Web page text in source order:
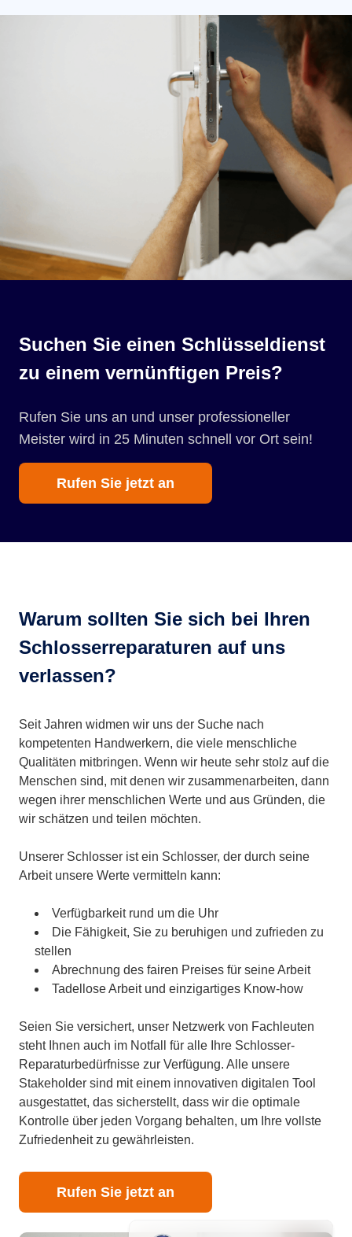
Suchen Sie einen Schlüsseldienst
zu einem vernünftigen Preis?
Rufen Sie uns an und unser professioneller
Meister wird in 25 Minuten schnell vor Ort sein!
Rufen Sie jetzt an
Warum sollten Sie sich bei Ihren
Schlosserreparaturen auf uns
verlassen?
Seit Jahren widmen wir uns der Suche nach
kompetenten Handwerkern, die viele menschliche
Qualitäten mitbringen. Wenn wir heute sehr stolz auf die
Menschen sind, mit denen wir zusammenarbeiten, dann
wegen ihrer menschlichen Werte und aus Gründen, die
wir schätzen und teilen möchten.
Unserer Schlosser ist ein Schlosser, der durch seine
Arbeit unsere Werte vermitteln kann:
Verfügbarkeit rund um die Uhr
Die Fähigkeit, Sie zu beruhigen und zufrieden zu
stellen
Abrechnung des fairen Preises für seine Arbeit
Tadellose Arbeit und einzigartiges Know-how
Seien Sie versichert, unser Netzwerk von Fachleuten
steht Ihnen auch im Notfall für alle Ihre Schlosser-
Reparaturbedürfnisse zur Verfügung. Alle unsere
Stakeholder sind mit einem innovativen digitalen Tool
ausgestattet, das sicherstellt, dass wir die optimale
Kontrolle über jeden Vorgang behalten, um Ihre vollste
Zufriedenheit zu gewährleisten.
Rufen Sie jetzt an